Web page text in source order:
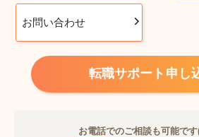
お問い合わせ
転職サポート申し
お電話でのご相談も可能で